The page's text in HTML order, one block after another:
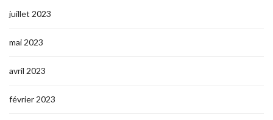
juillet 2023
mai 2023
avril 2023
février 2023